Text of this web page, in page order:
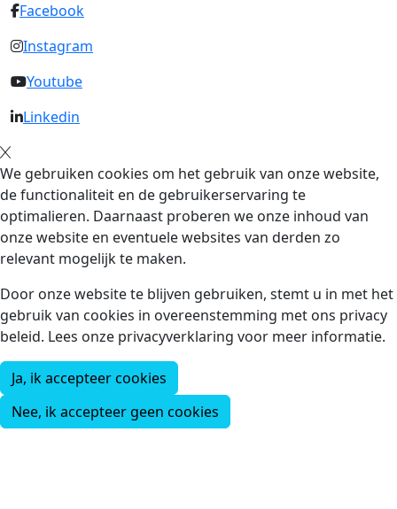
Facebook
Instagram
Youtube
Linkedin
We gebruiken cookies om het gebruik van onze website,
de functionaliteit en de gebruikerservaring te
optimalieren. Daarnaast proberen we onze inhoud van
onze website en eventuele websites van derden zo
relevant mogelijk te maken.
Door onze website te blijven gebruiken, stemt u in met het
gebruik van cookies in overeenstemming met ons privacy
beleid. Lees onze privacyverklaring voor meer informatie.
Ja, ik accepteer cookies
Nee, ik accepteer geen cookies